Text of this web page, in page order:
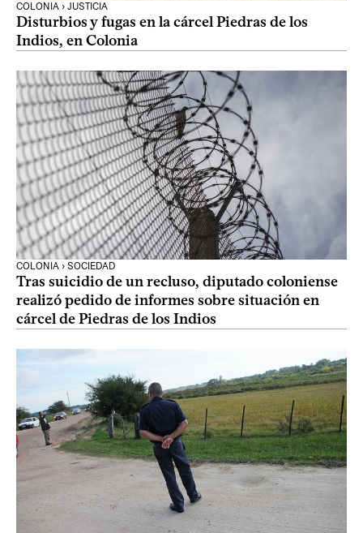
COLONIA › JUSTICIA
Disturbios y fugas en la cárcel Piedras de los
Indios, en Colonia
COLONIA › SOCIEDAD
Tras suicidio de un recluso, diputado coloniense
realizó pedido de informes sobre situación en
cárcel de Piedras de los Indios